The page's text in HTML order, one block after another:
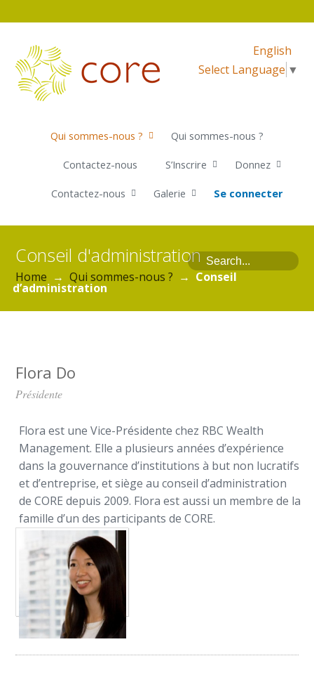
English
Select Language ▼
Qui sommes-nous ? Qui sommes-nous ?
Contactez-nous S’Inscrire Donnez
Contactez-nous Galerie Se connecter
Conseil d'administration
Home → Qui sommes-nous ? → Conseil
d’administration
Flora Do
Présidente
Flora est une Vice-Présidente chez RBC Wealth
Management. Elle a plusieurs années d’expérience
dans la gouvernance d’institutions à but non lucratifs
et d’entreprise, et siège au conseil d’administration
de CORE depuis 2009. Flora est aussi un membre de la
famille d’un des participants de CORE.